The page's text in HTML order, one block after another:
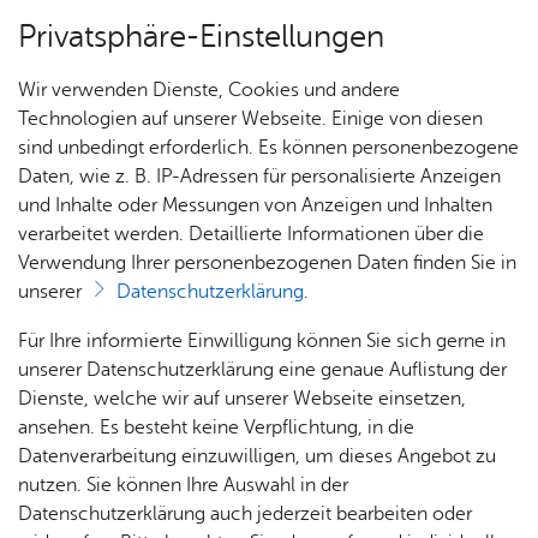
Über­sicht Bür­ger & Stadt
Rat­
haus &
Bür­
ger­
ser­vice
Rat­
häu­ser
Nach­
rich­
ten,
Vi­de­os
& Bil­
der
Me­di­
Jobs
Stel­
len­an­
ge­bo­te
Aus­bil­
dung &
Stu­di­
Bauen
& Um­
welt
Geo­
da­ten
Ge­
sund­
heit &
kum
Dienst­leis­tun­gen A–Z
Vor­le­sen
Ta­xi­ge­neh­mi­gung be­an­tra­
gen
Sie möchten gewerblich Personen mit Taxen befördern?
Dafür benötigen Sie eine Taxigenehmigung.
Neubewerber oder Neubewerberinnen erhalten die
Privatsphäre-Einstellungen
Wir verwenden Dienste, Cookies und andere
Technologien auf unserer Webseite. Einige von diesen
sind unbedingt erforderlich. Es können personenbezogene
Daten, wie z. B. IP-Adressen für personalisierte Anzeigen
und Inhalte oder Messungen von Anzeigen und Inhalten
verarbeitet werden. Detaillierte Informationen über die
Verwendung Ihrer personenbezogenen Daten finden Sie in
unserer
Datenschutzerklärung.
Für Ihre informierte Einwilligung können Sie sich gerne in
unserer Datenschutzerklärung eine genaue Auflistung der
Dienste, welche wir auf unserer Webseite einsetzen,
ansehen. Es besteht keine Verpflichtung, in die
Datenverarbeitung einzuwilligen, um dieses Angebot zu
nutzen. Sie können Ihre Auswahl in der
Datenschutzerklärung auch jederzeit bearbeiten oder